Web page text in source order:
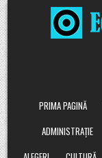
Skip
to
content
PRIMA PAGINĂ
ADMINISTRAȚIE